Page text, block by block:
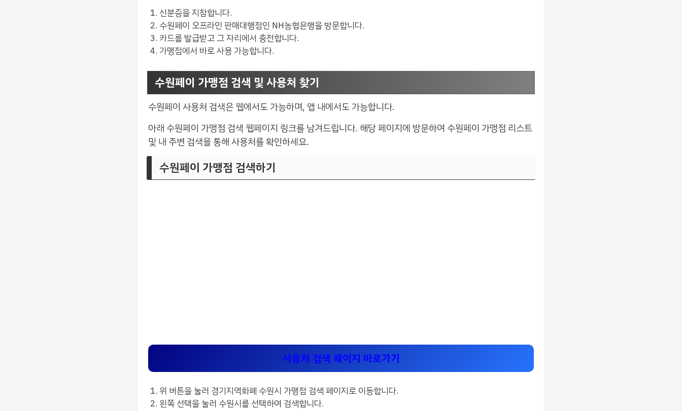
신분증을 지참합니다.
수원페이 오프라인 판매대행점인 NH농협은행을 방문합니다.
카드를 발급받고 그 자리에서 충전합니다.
가맹점에서 바로 사용 가능합니다.
수원페이 가맹점 검색 및 사용처 찾기
수원페이 사용처 검색은 웹에서도 가능하며, 앱 내에서도 가능합니다.
아래 수원페이 가맹점 검색 웹페이지 링크를 남겨드립니다. 해당 페이지에 방문하여 수원페이 가맹점 리스트
및 내 주변 검색을 통해 사용처를 확인하세요.
수원페이 가맹점 검색하기
사용처 검색 페이지 바로가기
위 버튼을 눌러 경기지역화폐 수원시 가맹점 검색 페이지로 이동합니다.
왼쪽 선택을 눌러 수원시를 선택하여 검색합니다.